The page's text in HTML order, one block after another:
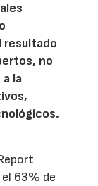
resultado
no
la
63% de